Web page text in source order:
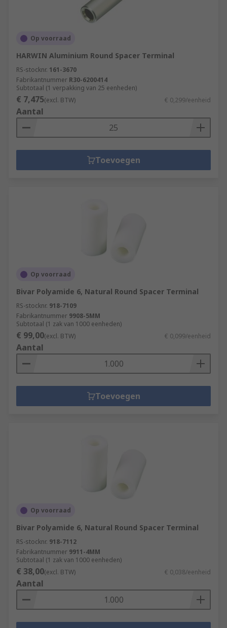
Op voorraad
HARWIN Aluminium Round Spacer Terminal
RS-stocknr. 161-3670
Fabrikantnummer R30-6200414
Subtotaal (1 verpakking van 25 eenheden)
€ 7,475(excl. BTW) € 0,299/eenheid
Aantal
Toevoegen
Op voorraad
Bivar Polyamide 6, Natural Round Spacer Terminal
RS-stocknr. 918-7109
Fabrikantnummer 9908-5MM
Subtotaal (1 zak van 1000 eenheden)
€ 99,00(excl. BTW) € 0,099/eenheid
Aantal
Toevoegen
Op voorraad
Bivar Polyamide 6, Natural Round Spacer Terminal
RS-stocknr. 918-7112
Fabrikantnummer 9911-4MM
Subtotaal (1 zak van 1000 eenheden)
€ 38,00(excl. BTW) € 0,038/eenheid
Aantal